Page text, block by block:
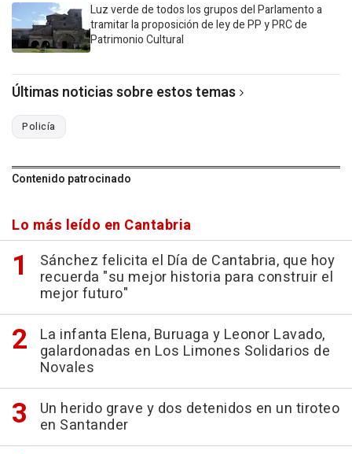
Luz verde de todos los grupos del Parlamento a
tramitar la proposición de ley de PP y PRC de
Patrimonio Cultural
Últimas noticias sobre estos temas
Policía
Contenido patrocinado
Lo más leído en Cantabria
Sánchez felicita el Día de Cantabria, que hoy
recuerda "su mejor historia para construir el
mejor futuro"
La infanta Elena, Buruaga y Leonor Lavado,
galardonadas en Los Limones Solidarios de
Novales
Un herido grave y dos detenidos en un tiroteo
en Santander